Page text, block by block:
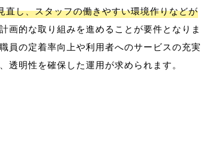
し、スタッフの働きやすい環境作りなどが
画的な取り組みを進めることが要件となりま
員の定着率向上や利用者へのサービスの充実